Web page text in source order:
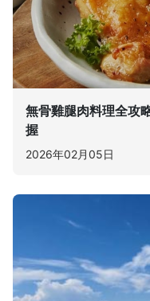
無骨雞腿肉料理全攻
握
2026年02月05日